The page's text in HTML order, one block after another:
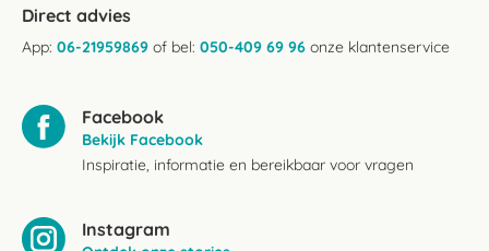
Direct advies
App: 06-21959869 of bel: 050-409 69 96 onze klantenservice
Facebook
Bekijk Facebook
Inspiratie, informatie en bereikbaar voor vragen
Instagram